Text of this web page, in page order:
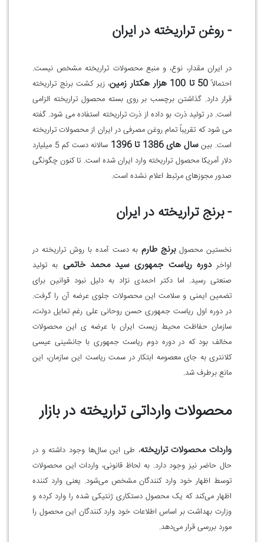
- روغن تراریخته در ایران
در ایران مقدار، نوع، و منبع محصولات تراریخته مشخص نیست.
احتمالاً50 تا 100 هزار هکتار زمین
، زیر کشت برنج تراریخته
قرار دارد. گذاشتن برچسب بر روی بسته محصول تراریخته الزامی
است. در تولید ذرت بو داده از ذرت تراریخته استفاده می شود. گفته
می شود که تقریباً تمام روغن مصرفی در ایران از محصولات تراریخته
است. بینسال های 1386 تا 1396
سالانه دست کم 5 میلیارد
دلار آمریکا محصول تراریخته وارد ایران شده است. تا کنون چگونگی
صدور مجوزهای مرتبط اعلام نشده است.
- برنج تراریخته در ایران
نخستین محصولبرنج طارمبه دست آمده با روش تراریخته در
اواخر دوره ریاست جمهوری سید محمد خاتمی به تولید
صنعتی رسید. اما دکتر احمدی نژاد به دلیل نبود قوانین برای
تضمین ایمنی و سلامت این محصولات جلوی عرضه آن را گرفت.
در دوره اول ریاست جمهوری حسن روحانی علی رغم تمایل دولت،
سازمان حفاظت محیط زیست ایران با عرضه ی این محصولات
مخالف بود که در دوره دوم ریاست جمهوری با جانشینی عیسی
کلانتری به جای معصومه ابتکار در سمت ریاست این سازمان، این
مانع برطرف شد.
محصولات وارداتی تراریخته در بازار
واردات محصولات تراریخته، طی این سال‌ها وجود داشته و در
حال حاضر نیز وجود دارد. به لحاظ قانونی، واردات این محصولات
توسط اظهار خود وارد کنندگان مشخص می‌شود. یعنی وارد‌ کننده
اظهار می‌کند که یک محصول دستکاری ژنتیکی شده را وارد کرده و
وزارت بهداشت بر اساس اطلاعات خود وارد کنندگان این محصول را
مورد بررسی قرار می‌دهد.